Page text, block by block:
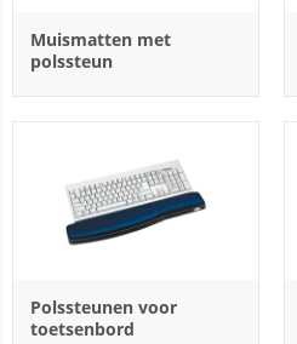
Muismatten met
polssteun
Polssteunen voor
toetsenbord